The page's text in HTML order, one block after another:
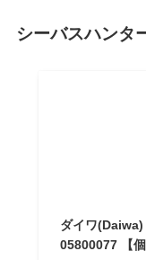
シーバスハンタ
ダイワ
05800077 【